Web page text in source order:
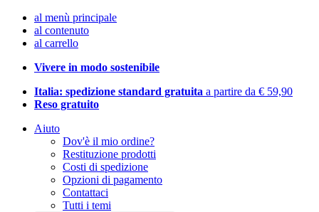
al menù principale
al contenuto
al carrello
Vivere in modo sostenibile
Italia: spedizione standard gratuita a partire da € 59,90
Reso gratuito
Aiuto
Dov'è il mio ordine?
Restituzione prodotti
Costi di spedizione
Opzioni di pagamento
Contattaci
Tutti i temi